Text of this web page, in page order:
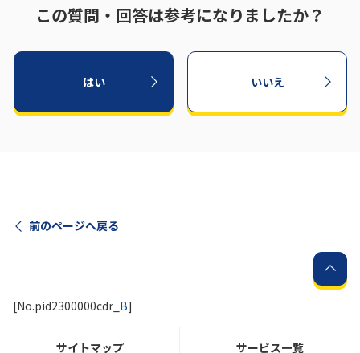
この質問・回答は参考になりましたか？
はい いいえ
前のページへ戻る
[No.pid2300000cdr_ B]
サイトマップ サービス一覧